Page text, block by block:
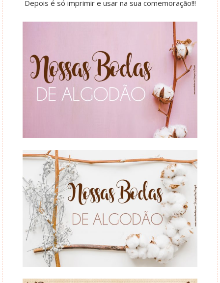
Depois é só imprimir e usar na sua comemoração!!!